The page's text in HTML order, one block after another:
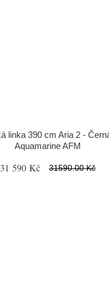
linka 390 cm Aria 2 -
Aquamarine AFM
31 590 Kč 31590.00 Kč